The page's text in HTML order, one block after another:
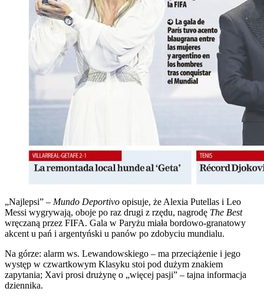
„Najlepsi” – Mundo Deportivo opisuje, że Alexia Putellas i Leo
Messi wygrywają, oboje po raz drugi z rzędu, nagrodę The Best
wręczaną przez FIFA. Gala w Paryżu miała bordowo-granatowy
akcent u pań i argentyński u panów po zdobyciu mundialu.
Na górze: alarm ws. Lewandowskiego – ma przeciążenie i jego
występ w czwartkowym Klasyku stoi pod dużym znakiem
zapytania; Xavi prosi drużynę o „więcej pasji” – tajna informacja
dziennika.